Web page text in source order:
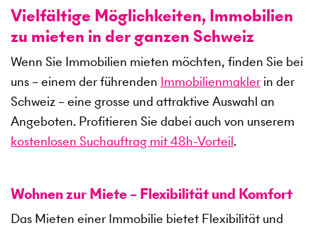
Vielfältige Möglichkeiten, Immobilien
zu mieten in der ganzen Schweiz
Wenn Sie Immobilien mieten möchten, finden Sie bei
uns – einem der führenden Immobilienmakler in der
Schweiz – eine grosse und attraktive Auswahl an
Angeboten. Profitieren Sie dabei auch von unserem
kostenlosen Suchauftrag mit 48h-Vorteil.
Wohnen zur Miete – Flexibilität und Komfort
Das Mieten einer Immobilie bietet Flexibilität und